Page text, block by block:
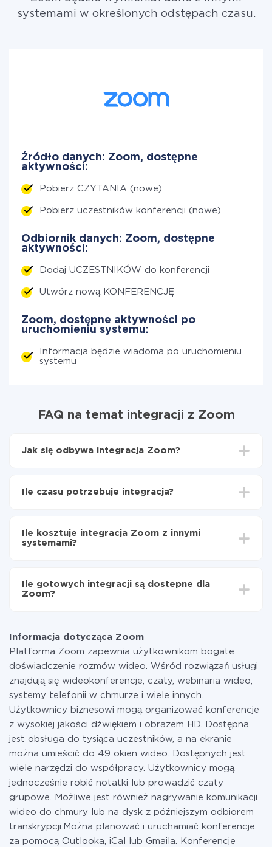
systemami w określonych odstępach czasu.
Źródło danych: Zoom, dostępne
aktywności:
Pobierz CZYTANIA (nowe)
Pobierz uczestników konferencji (nowe)
Odbiornik danych: Zoom, dostępne
aktywności:
Dodaj UCZESTNIKÓW do konferencji
Utwórz nową KONFERENCJĘ
Zoom, dostępne aktywności po
uruchomieniu systemu:
Informacja będzie wiadoma po uruchomieniu
systemu
FAQ na temat integracji z Zoom
Jak się odbywa integracja Zoom?
Następnie wybierz w interfejsie webowym, z
Wybierz, które dane chcesz przenieść z jednego
systemu do drugiego
Ile czasu potrzebuje integracja?
od 5 do 30 minut. Konfiguracja zajmuje średnio 10-15
minut.
Ile kosztuje integracja Zoom z innymi
systemami?
Płacisz tylko za ilość danych, która faktycznie jest
przekazywana z jednego z Twoich systemów do
w razie potrzeby przełączyć się na płatną. Więcej
informacji otaryfach.
Ile gotowych integracji są dostepne dla
Zoom?
335.
Informacja dotycząca Zoom
Platforma Zoom zapewnia użytkownikom bogate
doświadczenie rozmów wideo. Wśród rozwiązań usługi
znajdują się wideokonferencje, czaty, webinaria wideo,
systemy telefonii w chmurze i wiele innych.
Użytkownicy biznesowi mogą organizować konferencje
z wysokiej jakości dźwiękiem i obrazem HD. Dostępna
jest obsługa do tysiąca uczestników, a na ekranie
można umieścić do 49 okien wideo. Dostępnych jest
wiele narzędzi do współpracy. Użytkownicy mogą
jednocześnie robić notatki lub prowadzić czaty
grupowe. Możliwe jest również nagrywanie komunikacji
wideo do chmury lub na dysk z późniejszym odbiorem
transkrypcji.Można planować i uruchamiać konferencje
za pomocą Outlooka, iCal lub Gmaila. Konferencje